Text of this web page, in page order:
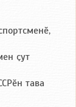
ҫут
тава